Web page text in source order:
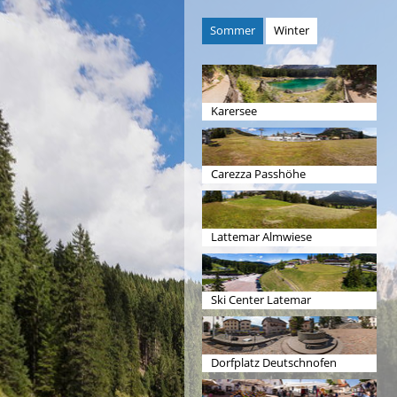
Sommer Winter
Karersee
Carezza Passhöhe
Lattemar Almwiese
Ski Center Latemar
Dorfplatz Deutschnofen